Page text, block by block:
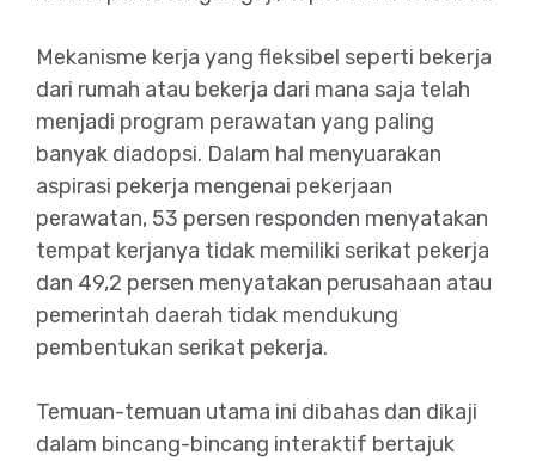
Mekanisme kerja yang fleksibel seperti bekerja
dari rumah atau bekerja dari mana saja telah
menjadi program perawatan yang paling
banyak diadopsi. Dalam hal menyuarakan
aspirasi pekerja mengenai pekerjaan
perawatan, 53 persen responden menyatakan
tempat kerjanya tidak memiliki serikat pekerja
dan 49,2 persen menyatakan perusahaan atau
pemerintah daerah tidak mendukung
pembentukan serikat pekerja.
Temuan-temuan utama ini dibahas dan dikaji
dalam bincang-bincang interaktif bertajuk